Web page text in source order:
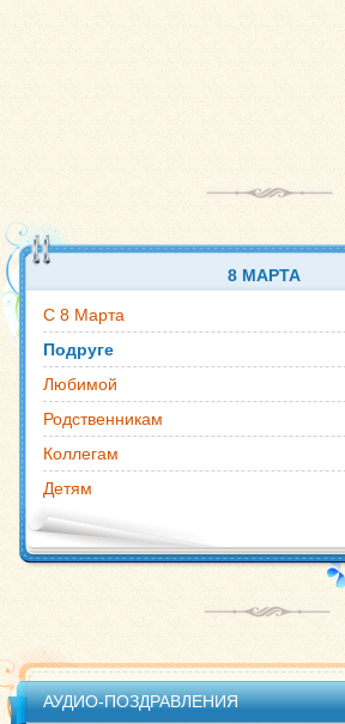
8 МАРТА
С 8 Марта
Подруге
Любимой
Родственникам
Коллегам
Детям
АУДИО-ПОЗДРАВЛЕНИЯ